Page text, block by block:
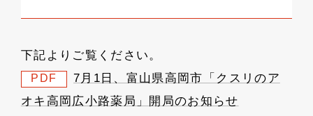
下記よりご覧ください。
PDF
7月1日、富山県高岡市「クスリのア
オキ高岡広小路薬局」開局のお知らせ